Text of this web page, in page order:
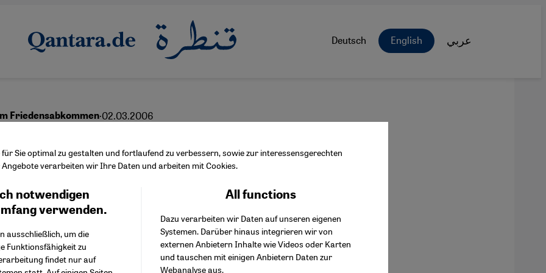
Deutsch English عربي
Friedensabkommen·02.03.2006
vom Anfang
Sie optimal zu gestalten und fortlaufend zu verbessern, sowie zur interessensgerechten
verarbeiten wir Ihre Daten und arbeiten mit Cookies.
notwendigen
verwenden.
ausschließlich, um die
Funktionsfähigkeit zu
findet nur auf
All functions
Dazu verarbeiten wir Daten auf unseren eigenen
Systemen. Darüber hinaus integrieren wir von
externen Anbietern Inhalte wie Videos oder Karten
und tauschen mit einigen Anbietern Daten zur
Webanalyse aus.
Facebook Embed / Facebook Connect
Twitter Embed
Instagram Embed
Youtube Embed
Google Maps Embed